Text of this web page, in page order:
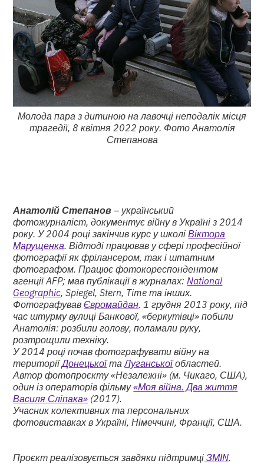
Молода пара з дитиною на лавочці неподалік місця
трагедії, 8 квітня 2022 року. Фото Анатолія
Степанова
Анатолій Степанов– український
фотожурналіст, документує війну в Україні з 2014
року. У 2004 році закінчив курс у школіВіктора
Марущенка. Відтоді працював у сфері професійної
фотографії як фрілансером, так і штатним
фотографом. Працює фотокореспондентом
агенції AFP; мав публікації в журналах:National
Geographic, Spiegel, Stern, Time та інших.
ФотографувавЄвромайдан. 1 грудня 2013 року, під
час штурму вулиці Банкової, «беркутівці» побили
Анатолія: розбили голову, поламали руку,
розтрощили техніку.
У 2014 році почав фотографувати війну на
територіїДонецькоїтаЛуганськоїобластей.
Автор фотопроєкту «Незалежні» (м. Чикаго, США),
один із операторів фільму«Моя війна. Два життя
Василя Сліпака» (2017).
Учасник колективних та персональних
фотовиставках в Україні, Німеччині, Франції, США.
Проєкт реалізовується завдяки підтримціЗМІN.